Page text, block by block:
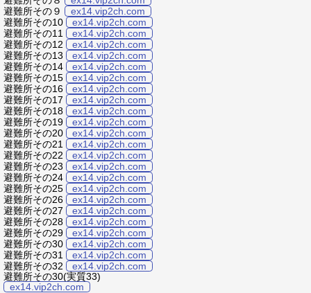
避難所その９
ex14.vip2ch.com
避難所その10
ex14.vip2ch.com
避難所その11
ex14.vip2ch.com
避難所その12
ex14.vip2ch.com
避難所その13
ex14.vip2ch.com
避難所その14
ex14.vip2ch.com
避難所その15
ex14.vip2ch.com
避難所その16
ex14.vip2ch.com
避難所その17
ex14.vip2ch.com
避難所その18
ex14.vip2ch.com
避難所その19
ex14.vip2ch.com
避難所その20
ex14.vip2ch.com
避難所その21
ex14.vip2ch.com
避難所その22
ex14.vip2ch.com
避難所その23
ex14.vip2ch.com
避難所その24
ex14.vip2ch.com
避難所その25
ex14.vip2ch.com
避難所その26
ex14.vip2ch.com
避難所その27
ex14.vip2ch.com
避難所その28
ex14.vip2ch.com
避難所その29
ex14.vip2ch.com
避難所その30
ex14.vip2ch.com
避難所その31
ex14.vip2ch.com
避難所その32
ex14.vip2ch.com
避難所その30(実質33)
ex14.vip2ch.com